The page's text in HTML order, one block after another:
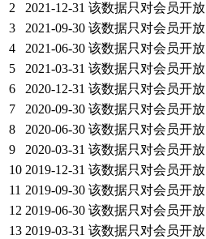
2
2021-12-31 该数据只对会员开放
3
2021-09-30 该数据只对会员开放
4
2021-06-30 该数据只对会员开放
5
2021-03-31 该数据只对会员开放
6
2020-12-31 该数据只对会员开放
7
2020-09-30 该数据只对会员开放
8
2020-06-30 该数据只对会员开放
9
2020-03-31 该数据只对会员开放
10 2019-12-31 该数据只对会员开放
11 2019-09-30 该数据只对会员开放
12 2019-06-30 该数据只对会员开放
13 2019-03-31 该数据只对会员开放